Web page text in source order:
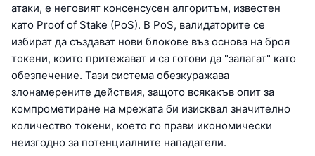
атаки, е неговият консенсусен алгоритъм, известен
като Proof of Stake (PoS). В PoS, валидаторите се
избират да създават нови блокове въз основа на броя
токени, които притежават и са готови да "залагат" като
обезпечение. Тази система обезкуражава
злонамерените действия, защото всякакъв опит за
компрометиране на мрежата би изисквал значително
количество токени, което го прави икономически
неизгодно за потенциалните нападатели.